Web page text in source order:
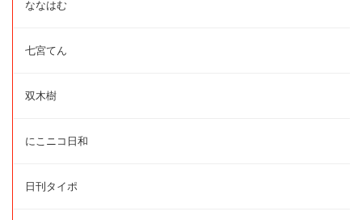
ななはむ
七宮てん
双木樹
にこニコ日和
日刊タイポ